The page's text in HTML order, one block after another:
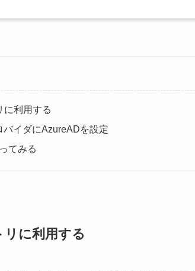
に利用する
イダにAzureADを設定
てみる
に利用する